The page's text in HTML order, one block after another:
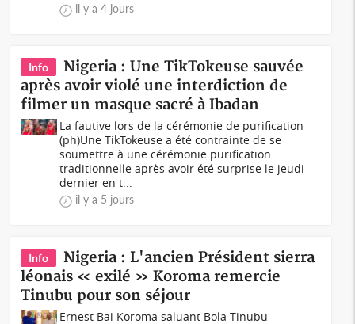
il y a 4 jours
Info
Nigeria : Une TikTokeuse sauvée
après avoir violé une interdiction de
filmer un masque sacré à Ibadan
La fautive lors de la cérémonie de purification
(ph)Une TikTokeuse a été contrainte de se
soumettre à une cérémonie purification
traditionnelle après avoir été surprise le jeudi
dernier en t...
il y a 5 jours
Info
Nigeria : L'ancien Président sierra
léonais « exilé » Koroma remercie
Tinubu pour son séjour
Ernest Bai Koroma saluant Bola Tinubu